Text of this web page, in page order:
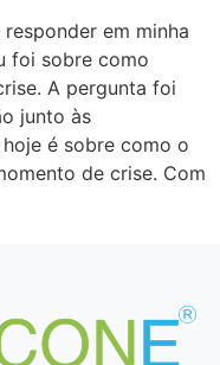
em minha
foi sobre como
A pergunta foi
junto às
é sobre como o
de crise. Com